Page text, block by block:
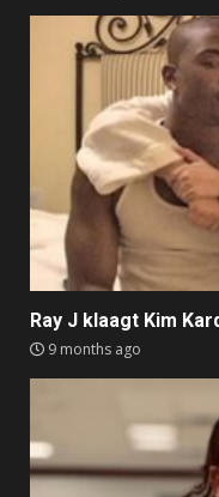
Ray J klaagt Kim
9 months ago